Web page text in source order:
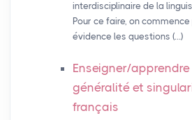
interdisciplinaire de la
Pour ce faire, on
évidence les questions (…)
Enseigner/apprendre
généralité et
français